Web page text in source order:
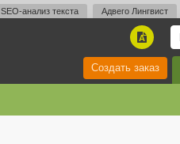
SEO-анализ текста Адвего Лингвист
A
Создать заказ